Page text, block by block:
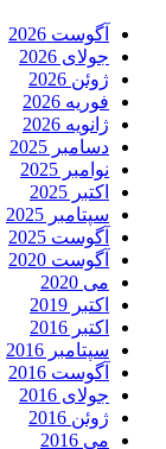
2026
2026
2026
2026
2026
2025
2025
2025
2025
2025
2020
2019
2016
2016
2016
2016
2016